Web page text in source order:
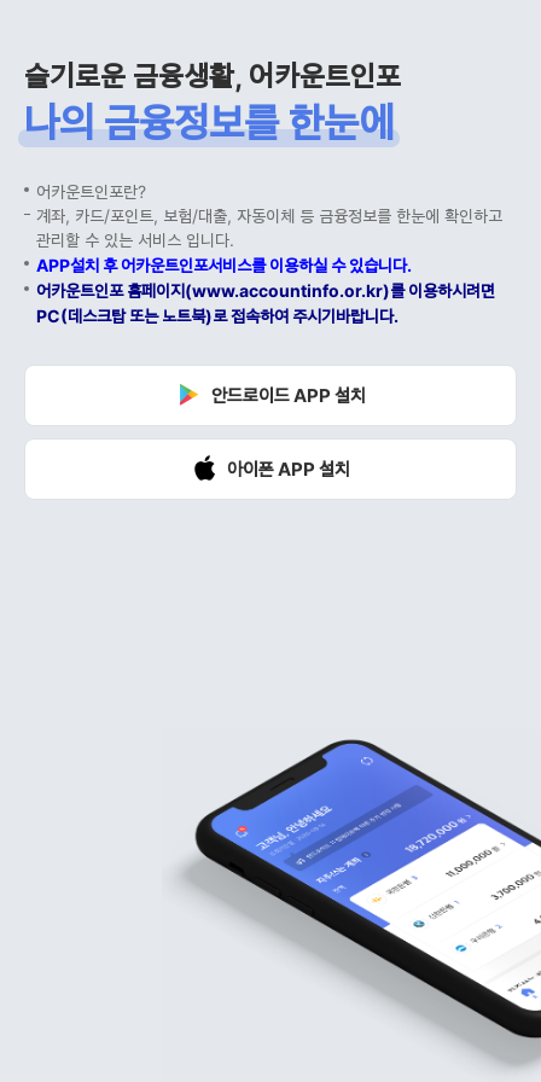
슬기로운 금융생활, 어카운트인포
나의 금융정보를 한눈에
어카운트인포란?
계좌, 카드/포인트, 보험/대출, 자동이체 등 금융정보를 한눈에 확인하고
관리할 수 있는 서비스 입니다.
APP설치 후 어카운트인포서비스를 이용하실 수 있습니다.
어카운트인포 홈페이지(www.accountinfo.or.kr)를 이용하시려면
PC(데스크탑 또는 노트북)로 접속하여 주시기바랍니다.
안드로이드 APP 설치
아이폰 APP 설치